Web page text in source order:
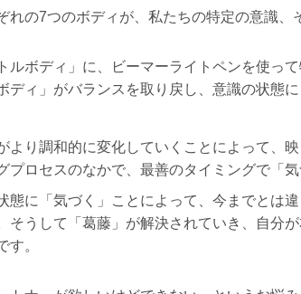
れの7つのボディが、私たちの特定の意識、
ルボディ」に、ビーマーライトペンを使っ
ディ」がバランスを取り戻し、意識の状態に
より調和的に変化していくことによって、
プロセスのなかで、最善のタイミングで「
態に「気づく」ことによって、 今までとは
そうして「葛藤」が解決されていき、自分
す。